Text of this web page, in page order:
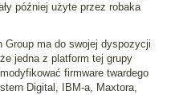
później użyte przez robaka
ma do swojej dyspozycji
jedna z platform tej grupy
firmware twardego
Digital, IBM-a, Maxtora,